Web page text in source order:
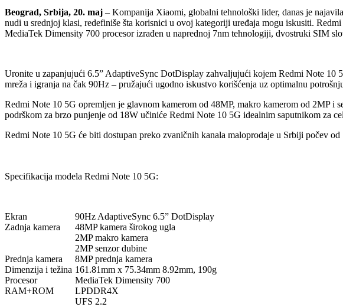
Beograd, Srbija, 20. maj – Kompanija Xiaomi, globalni tehnološki lider, danas je
nudi u srednjoj klasi, redefiniše šta korisnici u ovoj kategoriji uređaja mogu iskusiti.
MediaTek Dimensity 700 procesor izrađen u naprednoj 7nm tehnologiji, dvostruki SIM
Uronite u zapanjujući 6.5” AdaptiveSync DotDisplay zahvaljujući kojem Redmi Note
mreža i igranja na čak 90Hz – pružajući ugodno iskustvo korišćenja uz optimalnu
Redmi Note 10 5G opremljen je glavnom kamerom od 48MP, makro kamerom od 2MP
podrškom za brzo punjenje od 18W učiniće Redmi Note 10 5G idealnim saputnikom za
Redmi Note 10 5G će biti dostupan preko zvaničnih kanala maloprodaje u Srbiji počev od
Specifikacija modela Redmi Note 10 5G:
Ekran
90Hz AdaptiveSync 6.5” DotDisplay
Zadnja kamera
48MP kamera širokog ugla
2MP makro kamera
2MP senzor dubine
Prednja kamera
8MP prednja kamera
Dimenzija i težina 161.81mm x 75.34mm 8.92mm, 190g
Procesor
MediaTek Dimensity 700
RAM+ROM
LPDDR4X
UFS 2.2